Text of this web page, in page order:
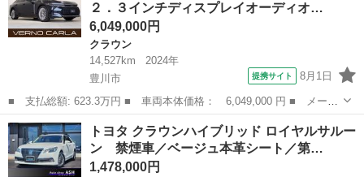
ドライト ...
２．３インチディスプレイオーディオ…
6,049,000円
クラウン
14,527km
2024年
豊川市
提携サイト 8月1日
■ 支払総額: 623.3万円 ■ 車両本体価格： 6,049,000 円 ■ メーカ
ー名： トヨタ ■ 車種名： クラウン ■ グレード名： Ｚ パノ
ラマルーフ・純正１２．３インチディスプレイオーディオ・トヨタチ
ームメイ...
愛知 豊川市 クラウン
トヨタ クラウンハイブリッド ロイヤルサルー
ン 禁煙車／ベージュ本革シート／第…
1,478,000円